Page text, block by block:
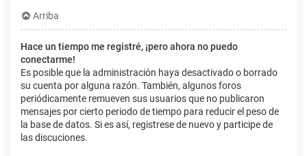
Arriba
Hace un tiempo me registré, ¡pero ahora no puedo
conectarme!
Es posible que la administración haya desactivado o borrado
su cuenta por alguna razón. También, algunos foros
periódicamente remueven sus usuarios que no publicaron
mensajes por cierto periodo de tiempo para reducir el peso de
la base de datos. Si es así, registrese de nuevo y participe de
las discuciones.